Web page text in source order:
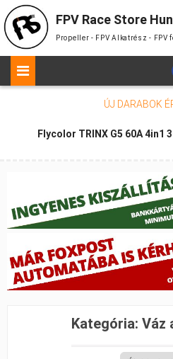
FPV Race Store
Propeller - FPV Alkatrész - FPV
ÚJ DARABOK
Flycolor TRINX G5 60A 4in1
Kategória: Váz